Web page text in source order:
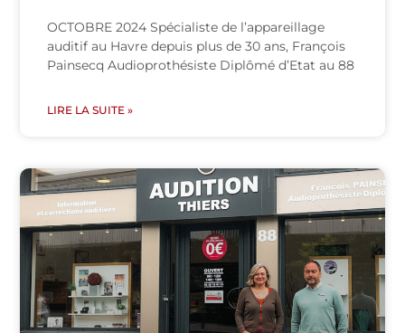
OCTOBRE 2024 Spécialiste de l’appareillage
auditif au Havre depuis plus de 30 ans, François
Painsecq Audioprothésiste Diplômé d’Etat au 88
LIRE LA SUITE »